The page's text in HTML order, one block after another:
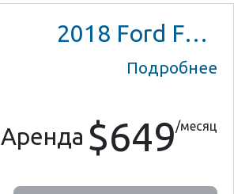
2018 Ford Focus
Подробнее
Аренда $649/месяц